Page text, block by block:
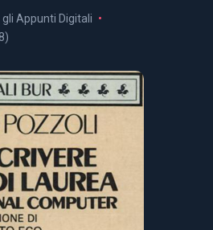
Appunti Digitali